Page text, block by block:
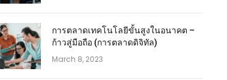
การตลาดเทคโนโลยีขั้นสูงในอนาคต –
ก้าวสู่มือถือ (การตลาดดิจิทัล)
March 8, 2023